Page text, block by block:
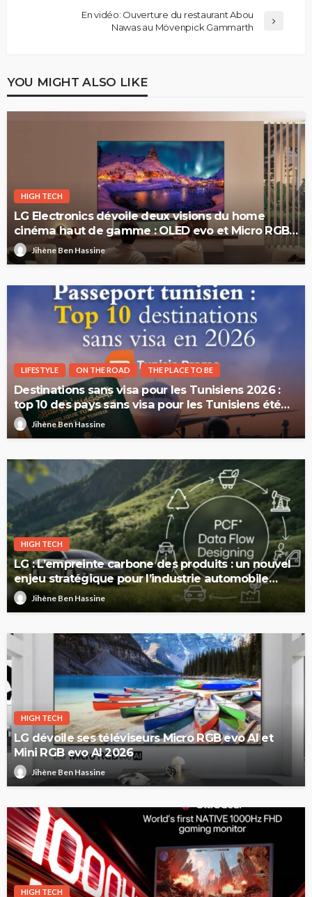
En vidéo: Ouverture du restaurant Abou
Nawas au Mövenpick Gammarth
YOU MIGHT ALSO LIKE
HIGH TECH
LG Electronics dévoile deux visions du home
cinéma haut de gamme : OLED evo et Micro RGB
evoJihène Ben Hassine
LIFESTYLE ON THE ROAD THE PLACE TO BE
Destinations sans visa pour les Tunisiens 2026 :
top 10 des pays sans visa pour les Tunisiens été
2026Jihène Ben Hassine
HIGH TECH
LG : L’empreinte carbone des produits : un nouvel
enjeu stratégique pour l’industrie automobile
européenne
Jihène Ben Hassine
HIGH TECH
LG dévoile ses téléviseurs Micro RGB evo AI et
Mini RGB evo AI 2026
Jihène Ben Hassine
HIGH TECH